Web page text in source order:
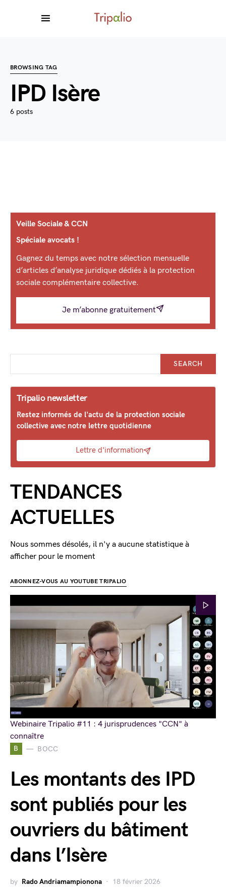
BROWSING TAG
IPD Isère
6 posts
B BOCC
Les montants des IPD
sont publiés pour les
ouvriers du bâtiment
dans l’Isère
by Rado Andriamampionona 18 février 2026
Veille Sociale & CCN
Spéciale avocats !
Gagnez du temps avec notre sélection mensuelle
d’articles d’analyse juridique dédiés à la protection
sociale complémentaire collective.
Je m’abonne gratuitement
SEARCH
Tripalio newsletter
Restez informés de l'actu de la protection sociale
collective avec notre lettre quotidienne
Lettre d'information
TENDANCES
ACTUELLES
Nous sommes désolés, il n'y a aucune statistique à
afficher pour le moment
ABONNEZ-VOUS AU YOUTUBE TRIPALIO
Webinaire Tripalio #11 : 4 jurisprudences "CCN" à
connaître